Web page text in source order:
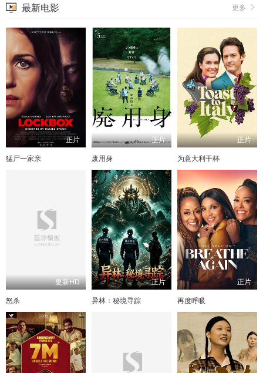
更多
最新电影
正片
猛尸一家亲
正片
废用身
正片
为意大利干杯
更新HD
怒杀
正片
异林：秘境寻踪
正片
再度呼吸